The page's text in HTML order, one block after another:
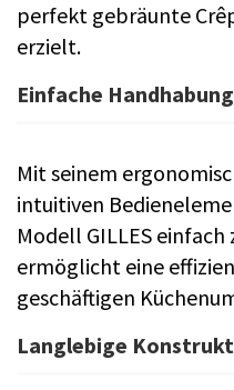
perfekt gebräunte
erzielt.
Einfache Handhabung
Mit seinem
intuitiven
Modell GILLES einfach
ermöglicht eine
geschäftigen
Langlebige